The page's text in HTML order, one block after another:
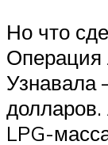
Но что
Операция
Узнавала
LPG-